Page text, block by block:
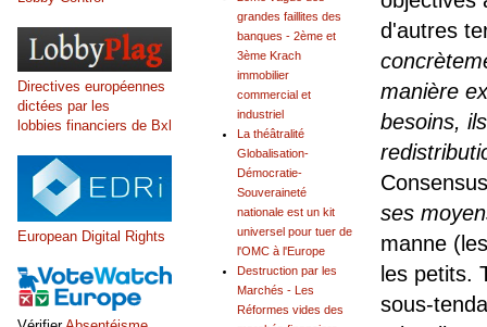
d'autres
manière
besoins,
ses
manne
les petits.
sous-
grandes faillites des
banques - 2ème et
3ème Krach
immobilier
commercial et
industriel
La théâtralité
Globalisation-
Démocratie-
Souveraineté
nationale est un kit
universel pour tuer de
l'OMC à l'Europe
Destruction par les
Marchés - Les
Réformes vides des
Directives européennes
dictées par les
lobbies financiers de Bxl
European Digital Rights